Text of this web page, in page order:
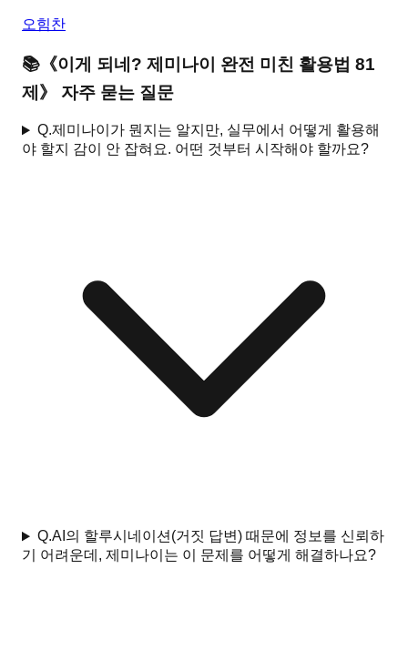
오힘찬
📚 《이게 되네? 제미나이 완전 미친 활용법 81
제 》 자주 묻는 질문
Q.제미나이가 뭔지는 알지만, 실무에서 어떻게 활용해
야 할지 감이 안 잡혀요. 어떤 것부터 시작해야 할까요?
Q.AI의 할루시네이션(거짓 답변) 때문에 정보를 신뢰하
기 어려운데, 제미나이는 이 문제를 어떻게 해결하나요?